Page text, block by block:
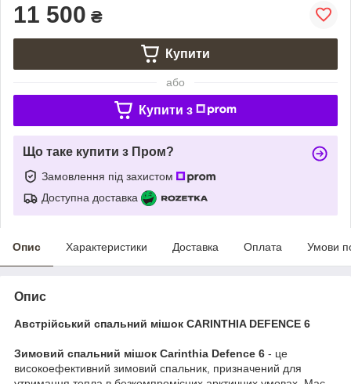
11 500 ₴
Купити
або
Купити з
Що таке купити з Пром?
Замовлення під захистом
Доступна доставка
Опис Характеристики Доставка Оплата Умови
Опис
Австрійський спальний мішок CARINTHIA DEFENCE 6
Зимовий спальний мішок Carinthia Defence 6 - це
високоефективний зимовий спальник, призначений для